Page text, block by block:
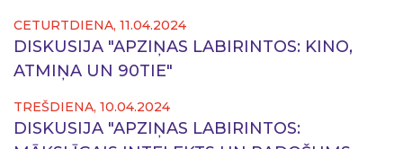
CETURTDIENA, 11.04.2024
DISKUSIJA "APZIŅAS LABIRINTOS: KINO,
ATMIŅA UN 90TIE"
TREŠDIENA, 10.04.2024
DISKUSIJA "APZIŅAS LABIRINTOS: